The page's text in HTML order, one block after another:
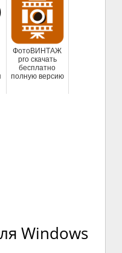
ФотоВИНТАЖ
pro скачать
бесплатно
полную версию
Windows